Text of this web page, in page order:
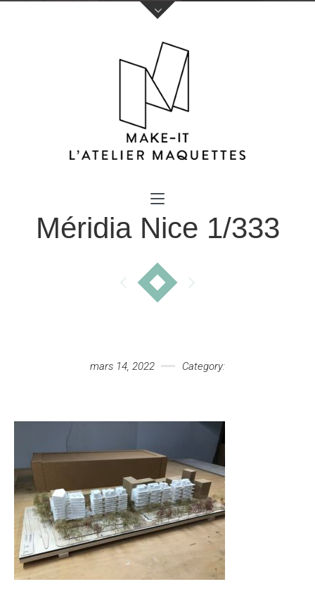
Votre nom (obligatoire)
Votre e-mail (obligatoire)
Méridia Nice 1/333
mars 14, 2022 Category: